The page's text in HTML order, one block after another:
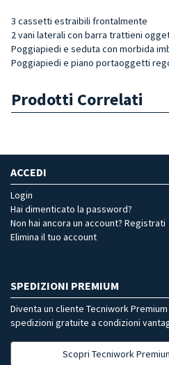
3 cassetti estraibili frontalmente
2 vani laterali con barra trattieni
Poggiapiedi e seduta con morbida
Poggiapiedi e piano portaoggetti
Prodotti Correlati
ACCEDI
Login
Hai dimenticato la password?
Non hai ancora un account? Registrati
Elimina il tuo account
SPEDIZIONI PREMIUM
Diventa un cliente Tecniwork
spedizioni gratuite a condizioni
Scopri Tecniwork